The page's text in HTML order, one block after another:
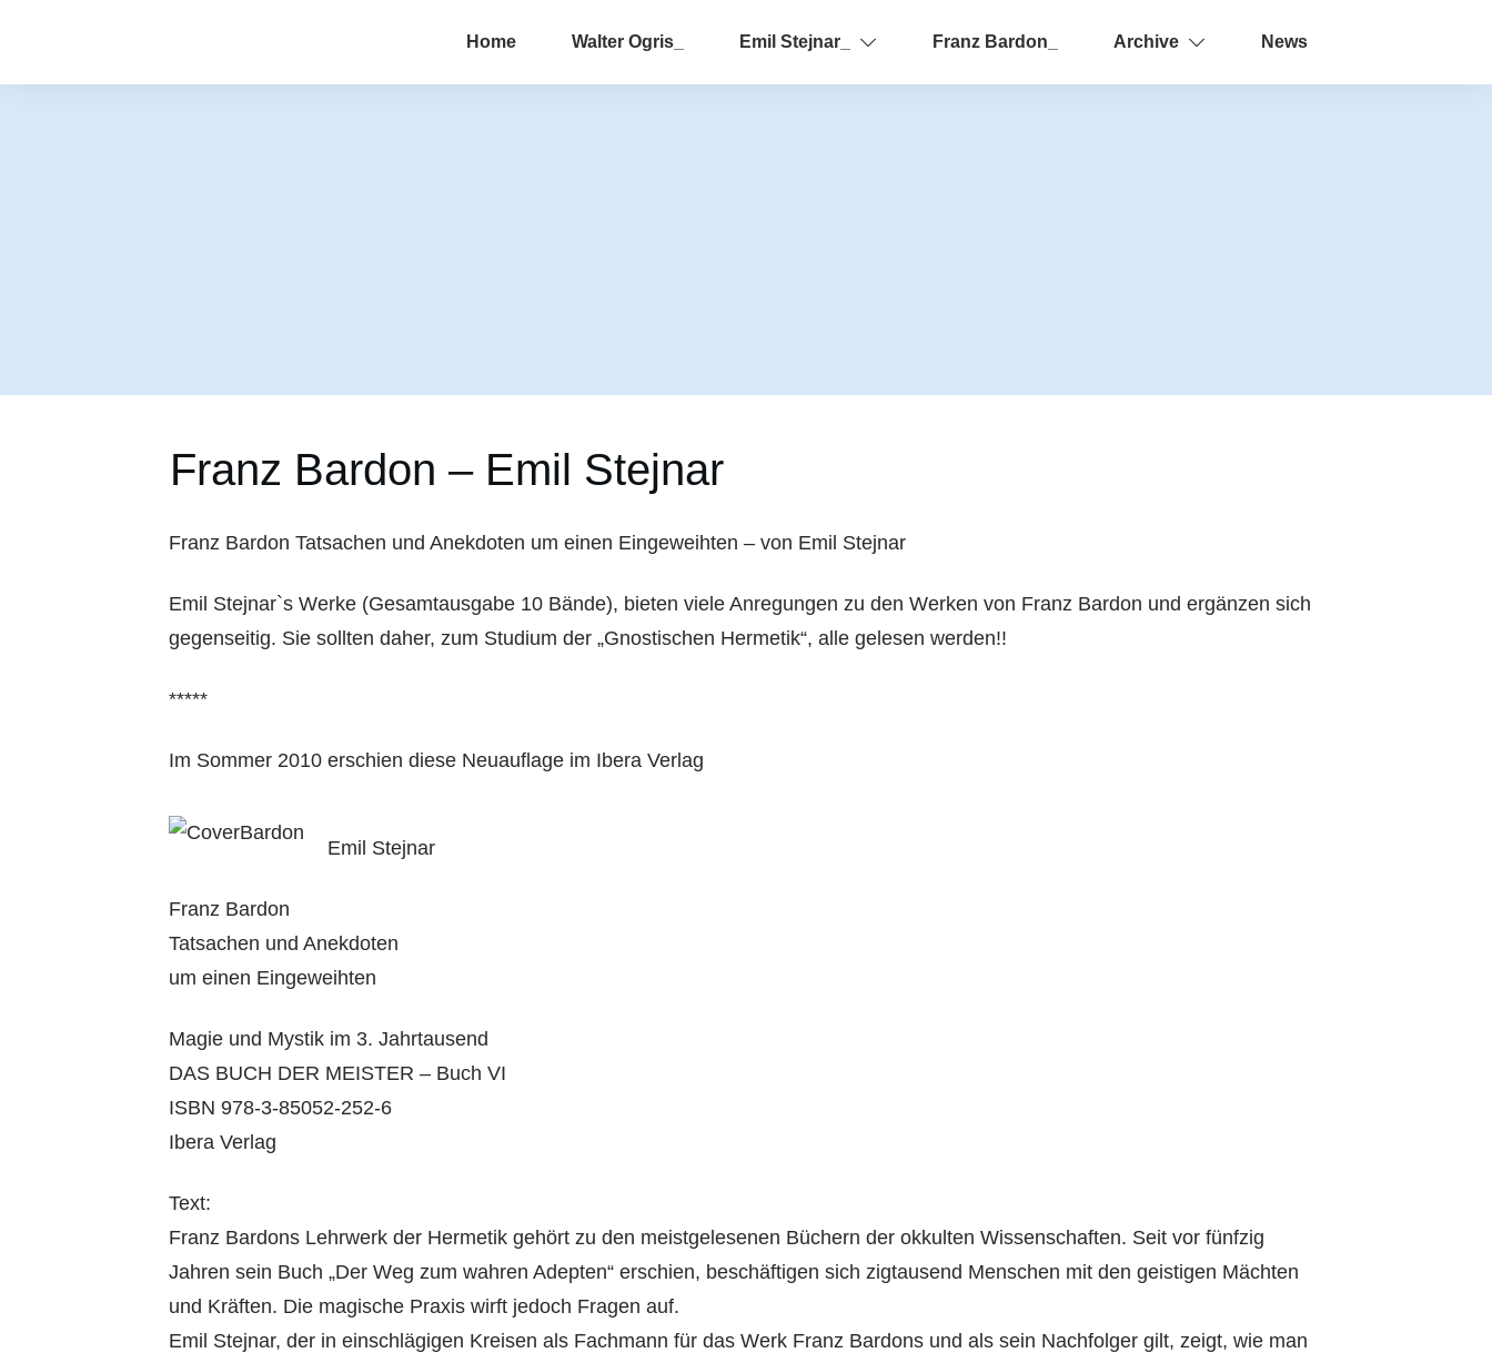
Home Walter Ogris_ Emil Stejnar_ Franz Bardon_ Archive News
Franz Bardon – Emil Stejnar
Franz Bardon Tatsachen und Anekdoten um einen Eingeweihten – von Emil Stejnar
Emil Stejnar`s Werke (Gesamtausgabe 10 Bände), bieten viele Anregungen zu den Werken von Franz Bardon und ergänzen sich
gegenseitig. Sie sollten daher, zum Studium der „Gnostischen Hermetik“, alle gelesen werden!!
*****
Im Sommer 2010 erschien diese Neuauflage im Ibera Verlag
Emil Stejnar
Franz Bardon
Tatsachen und Anekdoten
um einen Eingeweihten
Magie und Mystik im 3. Jahrtausend
DAS BUCH DER MEISTER – Buch VI
ISBN 978-3-85052-252-6
Ibera Verlag
Text:
Franz Bardons Lehrwerk der Hermetik gehört zu den meist­­gelesenen Büchern der okkulten Wissenschaften. Seit vor fünfzig
Jahren sein Buch „Der Weg zum wahren Adepten“ erschien, beschäftigen sich zigtausend Menschen mit den geistigen Mächten
und Kräften. Die magische Praxis wirft jedoch Fragen auf.
Emil Stejnar, der in einschlägigen Kreisen als Fachmann für das Werk Franz Bardons und als sein Nachfolger gilt, zeigt, wie man